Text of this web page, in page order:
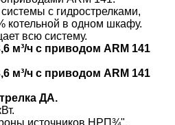
с гидрострелками,
котельной в одном шкафу.
всю систему.
м³/ч с приводом ARM 141
м³/ч с приводом ARM 141
ДА.
источников НРП¾".